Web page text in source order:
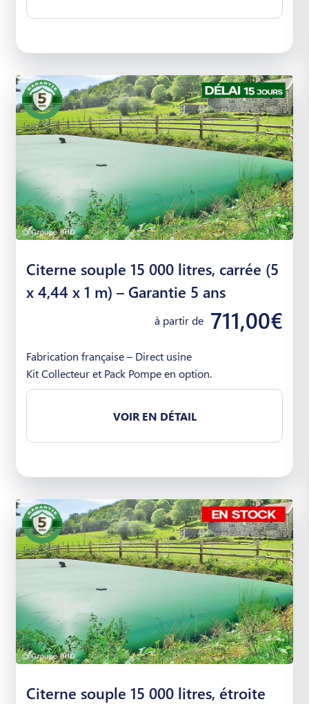
Citerne souple 15 000 litres, carrée (5
x 4,44 x 1 m) – Garantie 5 ans
à partir de 711,00€
Fabrication française – Direct usine
Kit Collecteur et Pack Pompe en option.
VOIR EN DÉTAIL
Citerne souple 15 000 litres, étroite